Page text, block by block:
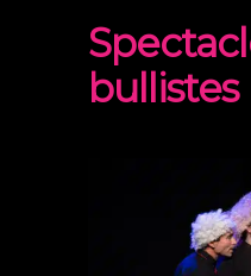
bullistes